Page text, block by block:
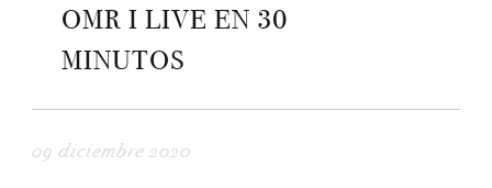
OMR I LIVE EN 30
MINUTOS
09 diciembre 2020